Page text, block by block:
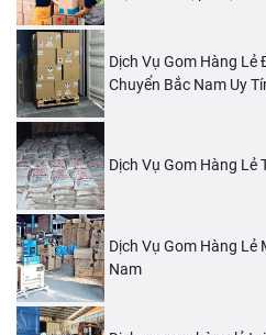
Dịch Vụ Gom Hàng Lẻ
Chuyển Bắc Nam Uy
Dịch Vụ Gom Hàng Lẻ
Dịch Vụ Gom Hàng Lẻ
Nam